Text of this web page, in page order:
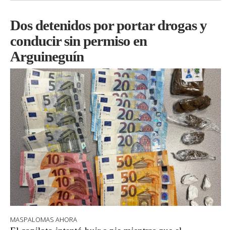
Dos detenidos por portar drogas y
conducir sin permiso en
Arguineguín
MASPALOMAS AHORA